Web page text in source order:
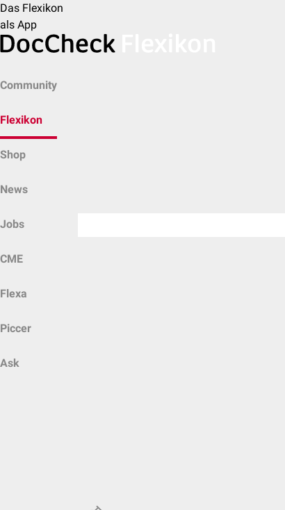
Das Flexikon
als App
Community
Flexikon
Shop
News
Jobs
CME
Flexa
Piccer
Ask